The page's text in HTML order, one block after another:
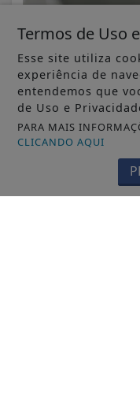
Termos de Uso
Esse site utiliza
experiência de
entendemos que
de Uso e
PARA MAIS
CLICANDO AQUI